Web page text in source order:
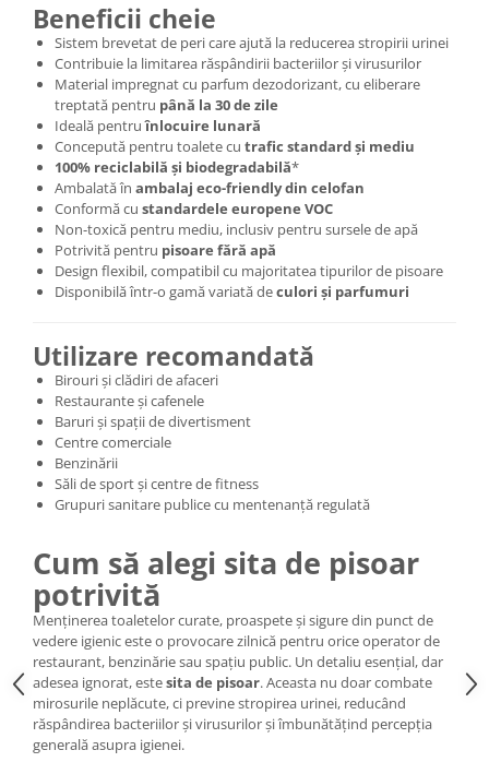
Beneficii cheie
Sistem brevetat de peri care ajută la reducerea stropirii urinei
Contribuie la limitarea răspândirii bacteriilor și virusurilor
Material impregnat cu parfum dezodorizant, cu eliberare
treptată pentru până la 30 de zile
Ideală pentruînlocuire lunară
Concepută pentru toalete cu trafic standard și mediu
100% reciclabilă și biodegradabilă*
Ambalată în ambalaj eco-friendly din celofan
Conformă cu standardele europene VOC
Non-toxică pentru mediu, inclusiv pentru sursele de apă
Potrivită pentru pisoare fără apă
Design flexibil, compatibil cu majoritatea tipurilor de pisoare
Disponibilă într-o gamă variată deculori și parfumuri
Utilizare recomandată
Birouri și clădiri de afaceri
Restaurante și cafenele
Baruri și spații de divertisment
Centre comerciale
Benzinării
Săli de sport și centre de fitness
Grupuri sanitare publice cu mentenanță regulată
Cum să alegi sita de pisoar
potrivită
Menținerea toaletelor curate, proaspete și sigure din punct de
vedere igienic este o provocare zilnică pentru orice operator de
restaurant, benzinărie sau spațiu public. Un detaliu esențial, dar
adesea ignorat, estesita de pisoar. Aceasta nu doar combate
mirosurile neplăcute, ci previne stropirea urinei, reducând
răspândirea bacteriilor și virusurilor și îmbunătățind percepția
generală asupra igienei.